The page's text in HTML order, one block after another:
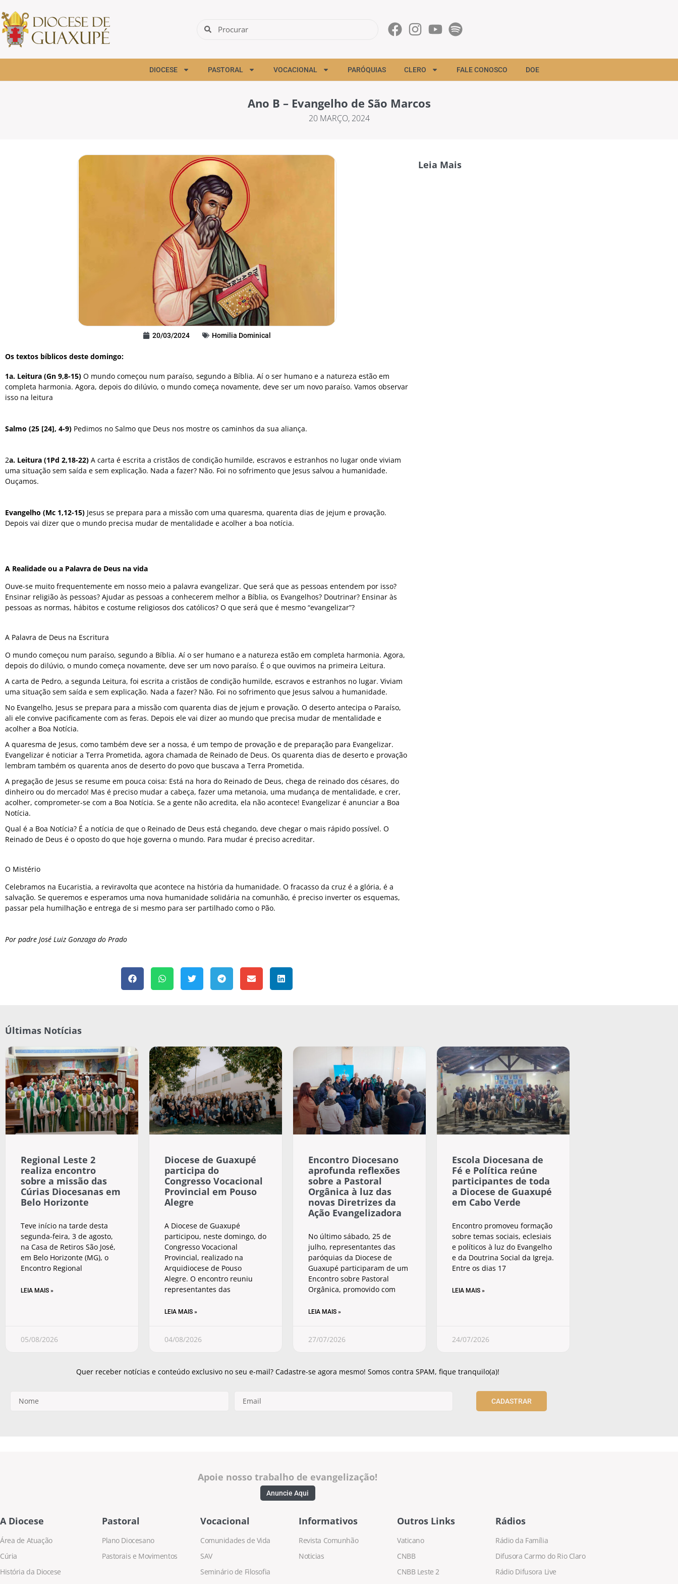
DIOCESE PASTORAL VOCACIONAL PARÓQUIAS CLERO FALE CONOSCO DOE
Ano B – Evangelho de São Marcos
20 MARÇO, 2024
20/03/2024 Homilia Dominical
Os textos bíblicos deste domingo:
1a. Leitura (Gn 9,8-15) O mundo começou num paraíso, segundo a Bíblia. Aí o ser humano e a natureza estão em
completa harmonia. Agora, depois do dilúvio, o mundo começa novamente, deve ser um novo paraíso. Vamos observar
isso na leitura
Salmo (25 [24], 4-9) Pedimos no Salmo que Deus nos mostre os caminhos da sua aliança.
2a. Leitura (1Pd 2,18-22) A carta é escrita a cristãos de condição humilde, escravos e estranhos no lugar onde viviam
uma situação sem saída e sem explicação. Nada a fazer? Não. Foi no sofrimento que Jesus salvou a humanidade.
Ouçamos.
Evangelho (Mc 1,12-15) Jesus se prepara para a missão com uma quaresma, quarenta dias de jejum e provação.
Depois vai dizer que o mundo precisa mudar de mentalidade e acolher a boa notícia.
A Realidade ou a Palavra de Deus na vida
Ouve-se muito frequentemente em nosso meio a palavra evangelizar. Que será que as pessoas entendem por isso?
Ensinar religião às pessoas? Ajudar as pessoas a conhecerem melhor a Bíblia, os Evangelhos? Doutrinar? Ensinar às
pessoas as normas, hábitos e costume religiosos dos católicos? O que será que é mesmo “evangelizar”?
A Palavra de Deus na Escritura
O mundo começou num paraíso, segundo a Bíblia. Aí o ser humano e a natureza estão em completa harmonia. Agora,
depois do dilúvio, o mundo começa novamente, deve ser um novo paraíso. É o que ouvimos na primeira Leitura.
A carta de Pedro, a segunda Leitura, foi escrita a cristãos de condição humilde, escravos e estranhos no lugar. Viviam
uma situação sem saída e sem explicação. Nada a fazer? Não. Foi no sofrimento que Jesus salvou a humanidade.
No Evangelho, Jesus se prepara para a missão com quarenta dias de jejum e provação. O deserto antecipa o Paraíso,
ali ele convive pacificamente com as feras. Depois ele vai dizer ao mundo que precisa mudar de mentalidade e
acolher a Boa Notícia.
A quaresma de Jesus, como também deve ser a nossa, é um tempo de provação e de preparação para Evangelizar.
Evangelizar é noticiar a Terra Prometida, agora chamada de Reinado de Deus. Os quarenta dias de deserto e provação
lembram também os quarenta anos de deserto do povo que buscava a Terra Prometida.
A pregação de Jesus se resume em pouca coisa: Está na hora do Reinado de Deus, chega de reinado dos césares, do
dinheiro ou do mercado! Mas é preciso mudar a cabeça, fazer uma metanoia, uma mudança de mentalidade, e crer,
acolher, comprometer-se com a Boa Notícia. Se a gente não acredita, ela não acontece! Evangelizar é anunciar a Boa
Notícia.
Qual é a Boa Notícia? É a notícia de que o Reinado de Deus está chegando, deve chegar o mais rápido possível. O
Reinado de Deus é o oposto do que hoje governa o mundo. Para mudar é preciso acreditar.
O Mistério
Celebramos na Eucaristia, a reviravolta que acontece na história da humanidade. O fracasso da cruz é a glória, é a
salvação. Se queremos e esperamos uma nova humanidade solidária na comunhão, é preciso inverter os esquemas,
passar pela humilhação e entrega de si mesmo para ser partilhado como o Pão.
Por padre José Luiz Gonzaga do Prado
Leia Mais
Últimas Notícias
Regional Leste 2
realiza encontro
sobre a missão das
Cúrias Diocesanas em
Belo Horizonte
Teve início na tarde desta
segunda-feira, 3 de agosto,
na Casa de Retiros São José,
em Belo Horizonte (MG), o
Encontro Regional
LEIA MAIS »
05/08/2026
Diocese de Guaxupé
participa do
Congresso Vocacional
Provincial em Pouso
Alegre
A Diocese de Guaxupé
participou, neste domingo, do
Congresso Vocacional
Provincial, realizado na
Arquidiocese de Pouso
Alegre. O encontro reuniu
representantes das
LEIA MAIS »
04/08/2026
Encontro Diocesano
aprofunda reflexões
sobre a Pastoral
Orgânica à luz das
novas Diretrizes da
Ação Evangelizadora
No último sábado, 25 de
julho, representantes das
paróquias da Diocese de
Guaxupé participaram de um
Encontro sobre Pastoral
Orgânica, promovido com
LEIA MAIS »
27/07/2026
Escola Diocesana de
Fé e Política reúne
participantes de toda
a Diocese de Guaxupé
em Cabo Verde
Encontro promoveu formação
sobre temas sociais, eclesiais
e políticos à luz do Evangelho
e da Doutrina Social da Igreja.
Entre os dias 17
LEIA MAIS »
24/07/2026
Quer receber notícias e conteúdo exclusivo no seu e-mail? Cadastre-se agora mesmo! Somos contra SPAM, fique tranquilo(a)!
CADASTRAR
Apoie nosso trabalho de evangelização!
Anuncie Aqui
A Diocese
Área de Atuação
Cúria
História da Diocese
Pastoral
Plano Diocesano
Pastorais e Movimentos
Vocacional
Comunidades de Vida
SAV
Seminário de Filosofia
Informativos
Revista Comunhão
Noticias
Outros Links
Vaticano
CNBB
CNBB Leste 2
Rádios
Rádio da Família
Difusora Carmo do Rio Claro
Rádio Difusora Live